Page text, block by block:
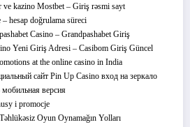
kazino Mostbet – Giriş rəsmi sayt
hesap doğrulama süreci
Casino – Grandpashabet Giriş
Yeni Giriş Adresi – Casibom Giriş Güncel
at the online casino in India
сайт Pin Up Casino вход на зеркало
версия
i promocje
Oyun Oynamağın Yolları